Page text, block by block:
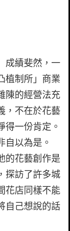
成績斐然，一
植制所」商業
陳的經營法充
，不在於花藝
得一份肯定。
自以為是。
的花藝創作是
探訪了許多城
花店同樣不能
自己想說的話